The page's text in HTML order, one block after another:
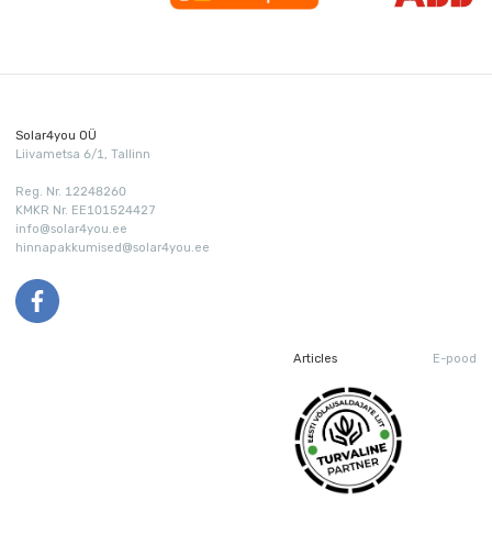
Solar4you OÜ
Liivametsa 6/1, Tallinn
Reg. Nr. 12248260
KMKR Nr. EE101524427
info@solar4you.ee
hinnapakkumised@solar4you.ee
Articles E-pood